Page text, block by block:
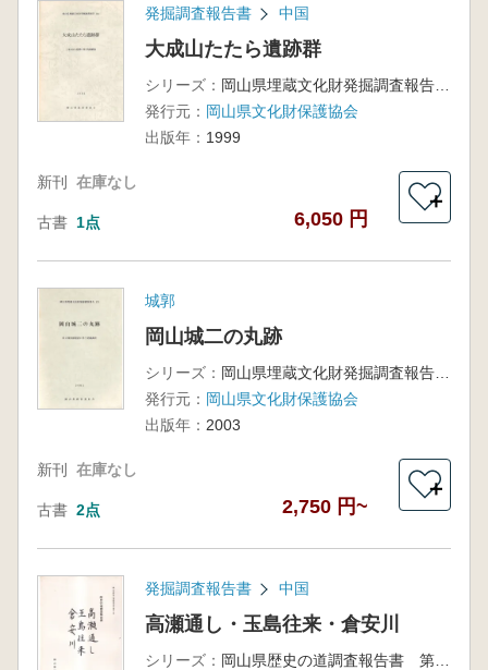
発掘調査報告書 中国
大成山たたら遺跡群
シリーズ：
岡山県埋蔵文化財発掘調査報告 144
発行元： 岡山県文化財保護協会
出版年： 1999
新刊 在庫なし
古書 1点 6,050 円
＋
城郭
岡山城二の丸跡
シリーズ：
岡山県埋蔵文化財発掘調査報告175
発行元： 岡山県文化財保護協会
出版年： 2003
新刊 在庫なし
古書 2点 2,750 円~
＋
発掘調査報告書 中国
高瀬通し・玉島往来・倉安川
シリーズ：
岡山県歴史の道調査報告書 第3集